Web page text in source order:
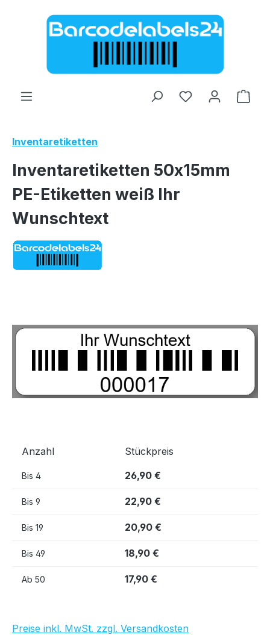
Zum Hauptinhalt springen
Inventaretiketten
Inventaretiketten 50x15mm
PE-Etiketten weiß Ihr
Wunschtext
Anzahl Stückpreis
Bis 4 26,90 €
Bis 9 22,90 €
Bis 19 20,90 €
Bis 49 18,90 €
Ab 50 17,90 €
Preise inkl. MwSt. zzgl. Versandkosten